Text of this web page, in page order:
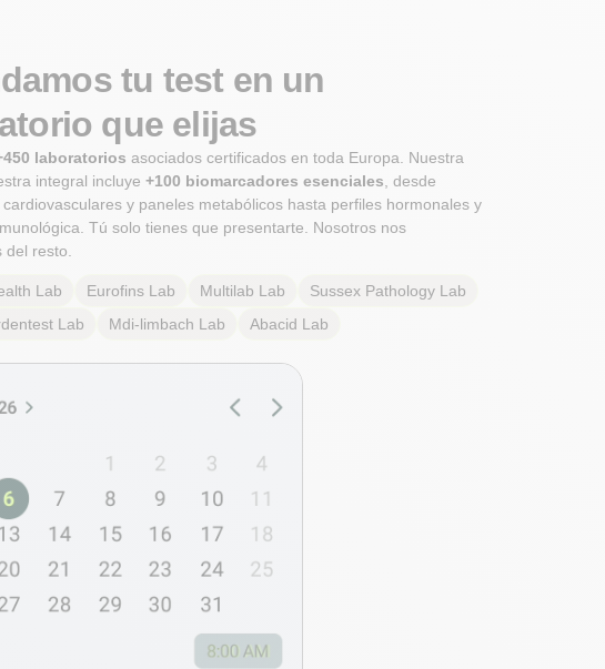
tu test en un
que elijas
laboratorios asociados certificados en toda Europa. Nuestra
integral incluye +100 biomarcadores esenciales , desde
y paneles metabólicos hasta perfiles hormonales y
Tú solo tienes que presentarte. Nosotros nos
resto.
Lab Eurofins Lab Multilab Lab Sussex Pathology Lab
Lab Mdi-limbach Lab Abacid Lab